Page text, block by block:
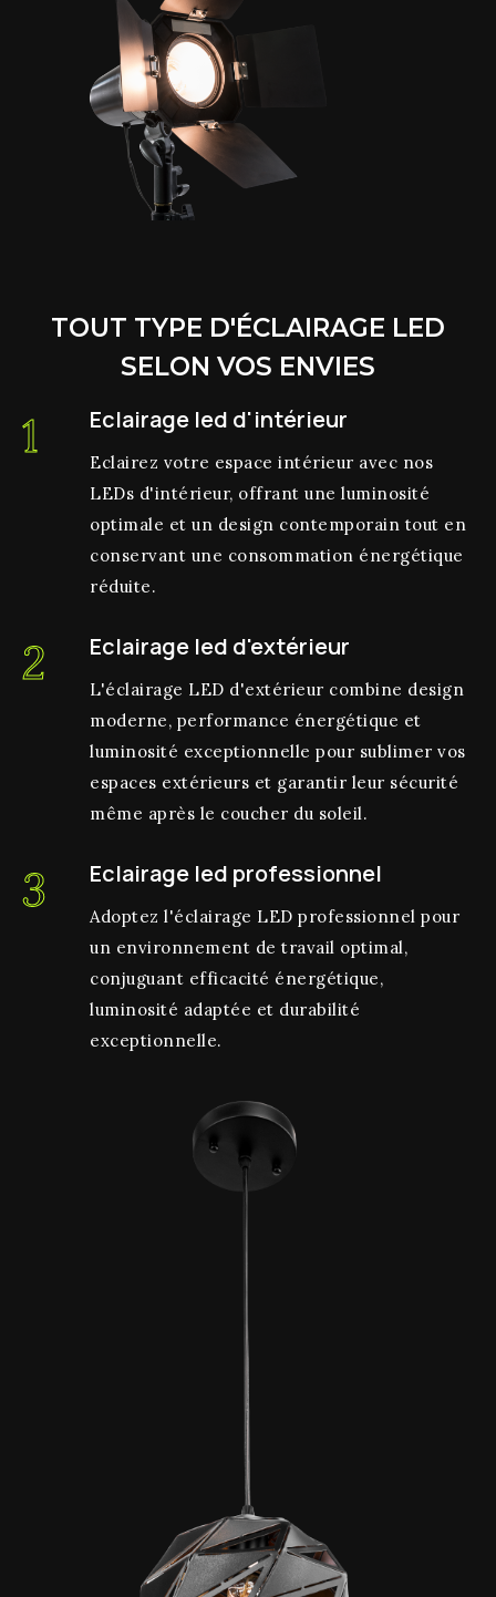
TOUT TYPE D'ÉCLAIRAGE LED
SELON VOS ENVIES
1 Eclairage led d'intérieur
Eclairez votre espaceintérieur avec nos
LEDs d'intérieur, offrant une luminosité
optimale et un design contemporain tout en
conservant une consommation énergétique
réduite.
2 Eclairage led d'extérieur
L'éclairage LED d'extérieur combine design
moderne, performance énergétique et
luminosité exceptionnelle pour sublimer vos
espaces extérieurs et garantir leur sécurité
même après le coucher du soleil.
3 Eclairage led professionnel
Adoptez l'éclairage LED professionnel pour
un environnement de travail optimal,
conjuguant efficacité énergétique,
luminosité adaptée et durabilité
exceptionnelle.